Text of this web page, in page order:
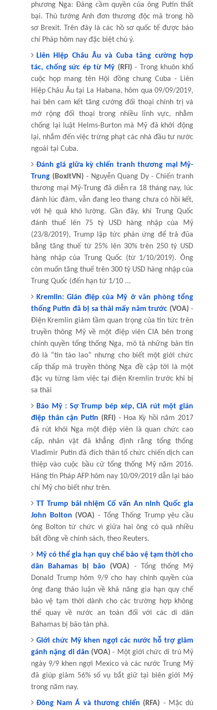
phương Nga: Đảng cầm quyền của ông Putin thất
bại. Thủ tướng Anh đơn thương độc mã trong hồ
sơ Brexit. Trên đây là các hồ sơ quốc tế được báo
chí Pháp hôm nay đặc biệt chú ý.
Liên Hiệp Châu Âu và Cuba tăng cường hợp
tác, chống sức ép từ Mỹ (RFI) - Trong khuôn khổ
cuộc họp mang tên Hội đồng chung Cuba - Liên
Hiệp Châu Âu tại La Habana, hôm qua 09/09/2019,
hai bên cam kết tăng cường đối thoại chính trị và
mở rộng đối thoại trong nhiều lĩnh vực, nhằm
chống lại luật Helms-Burton mà Mỹ đã khởi động
lại, nhắm đến việc trừng phạt các nhà đầu tư nước
ngoài tại Cuba.
Đánh giá giữa kỳ chiến tranh thương mại Mỹ-
Trung(BoxitVN) - Nguyễn Quang Dy - Chiến tranh
thương mại Mỹ-Trung đã diễn ra 18 tháng nay, lúc
đánh lúc đàm, vẫn đang leo thang chưa có hồi kết,
với hệ quả khó lường. Gần đây, khi Trung Quốc
đánh thuế lên 75 tỷ USD hàng nhập của Mỹ
(23/8/2019), Trump lập tức phản ứng để trả đũa
bằng tăng thuế từ 25% lên 30% trên 250 tỷ USD
hàng nhập của Trung Quốc (từ 1/10/2019). Ông
còn muốn tăng thuế trên 300 tỷ USD hàng nhập của
Trung Quốc (đến hạn từ 1/10 ...
Kremlin: Gián điệp của Mỹ ở văn phòng tổng
thống Putin đã bị sa thải mấy năm trước (VOA) -
Điện Kremlin giảm tầm quan trọng của tin tức trên
truyền thông Mỹ về một điệp viên CIA bên trong
chính quyền tổng thống Nga, mô tả những bản tin
đó là “tin tào lao” nhưng cho biết một giới chức
cấp thấp mà truyền thông Nga đề cập tới là một
đặc vụ từng làm việc tại điện Kremlin trước khi bị
sa thải
Báo Mỹ : Sợ Trump bép xép, CIA rút một gián
điệp thân cận Putin (RFI) - Hoa Kỳ hồi năm 2017
đã rút khỏi Nga một điệp viên là quan chức cao
cấp, nhân vật đã khẳng định rằng tổng thống
Vladimir Putin đã đích thân tổ chức chiến dịch can
thiệp vào cuộc bầu cử tổng thống Mỹ năm 2016.
Hãng tin Pháp AFP hôm nay 10/09/2019 dẫn lại báo
chí Mỹ cho biết như trên.
TT Trump bãi nhiệm Cố vấn An ninh Quốc gia
John Bolton (VOA) - Tổng Thống Trump yêu cầu
ông Bolton từ chức vì giữa hai ông có quá nhiều
bất đồng về chính sách, theo Reuters.
Mỹ có thể gia hạn quy chế bảo vệ tạm thời cho
dân Bahamas bị bão (VOA) - Tổng thống Mỹ
Donald Trump hôm 9/9 cho hay chính quyền của
ông đang thảo luận về khả năng gia hạn quy chế
bảo vệ tạm thời dành cho các trường hợp không
thể quay về nước an toàn đối với các di dân
Bahamas bị bão tàn phá.
Giới chức Mỹ khen ngợi các nước hỗ trợ giảm
gánh nặng di dân (VOA) - Một giới chức di trú Mỹ
ngày 9/9 khen ngợi Mexico và các nước Trung Mỹ
đã giúp giảm 56% số vụ bắt giữ tại biên giới Mỹ
trong năm nay.
Đông Nam Á và thương chiến (RFA) - Mặc dù